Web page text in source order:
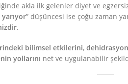
akla ilk gelenler diyet ve
yarıyor” düşüncesi ise çoğu zaman
.
bilimsel etkilerini,
yollarını net ve uygulanabilir